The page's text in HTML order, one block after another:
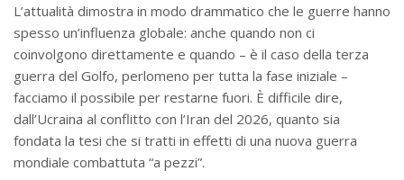
L’attualità dimostra in modo drammatico che le guerre hanno
spesso un’influenza globale: anche quando non ci
coinvolgono direttamente e quando – è il caso della terza
guerra del Golfo, perlomeno per tutta la fase iniziale –
facciamo il possibile per restarne fuori. È difficile dire,
dall’Ucraina al conflitto con l’Iran del 2026, quanto sia
fondata la tesi che si tratti in effetti di una nuova guerra
mondiale combattuta “a pezzi”.